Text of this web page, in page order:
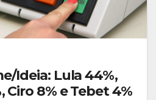
Ideia: Lula 44%,
Ciro 8% e Tebet 4%